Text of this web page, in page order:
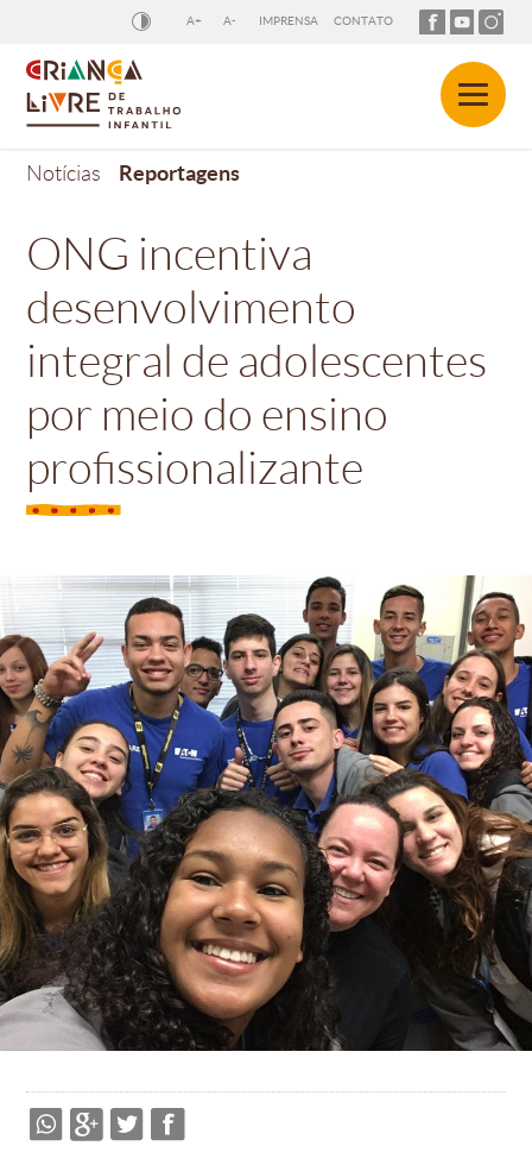
A+ A- IMPRENSA CONTATO
Notícias Reportagens
ONG incentiva
desenvolvimento
integral de adolescentes
por meio do ensino
profissionalizante